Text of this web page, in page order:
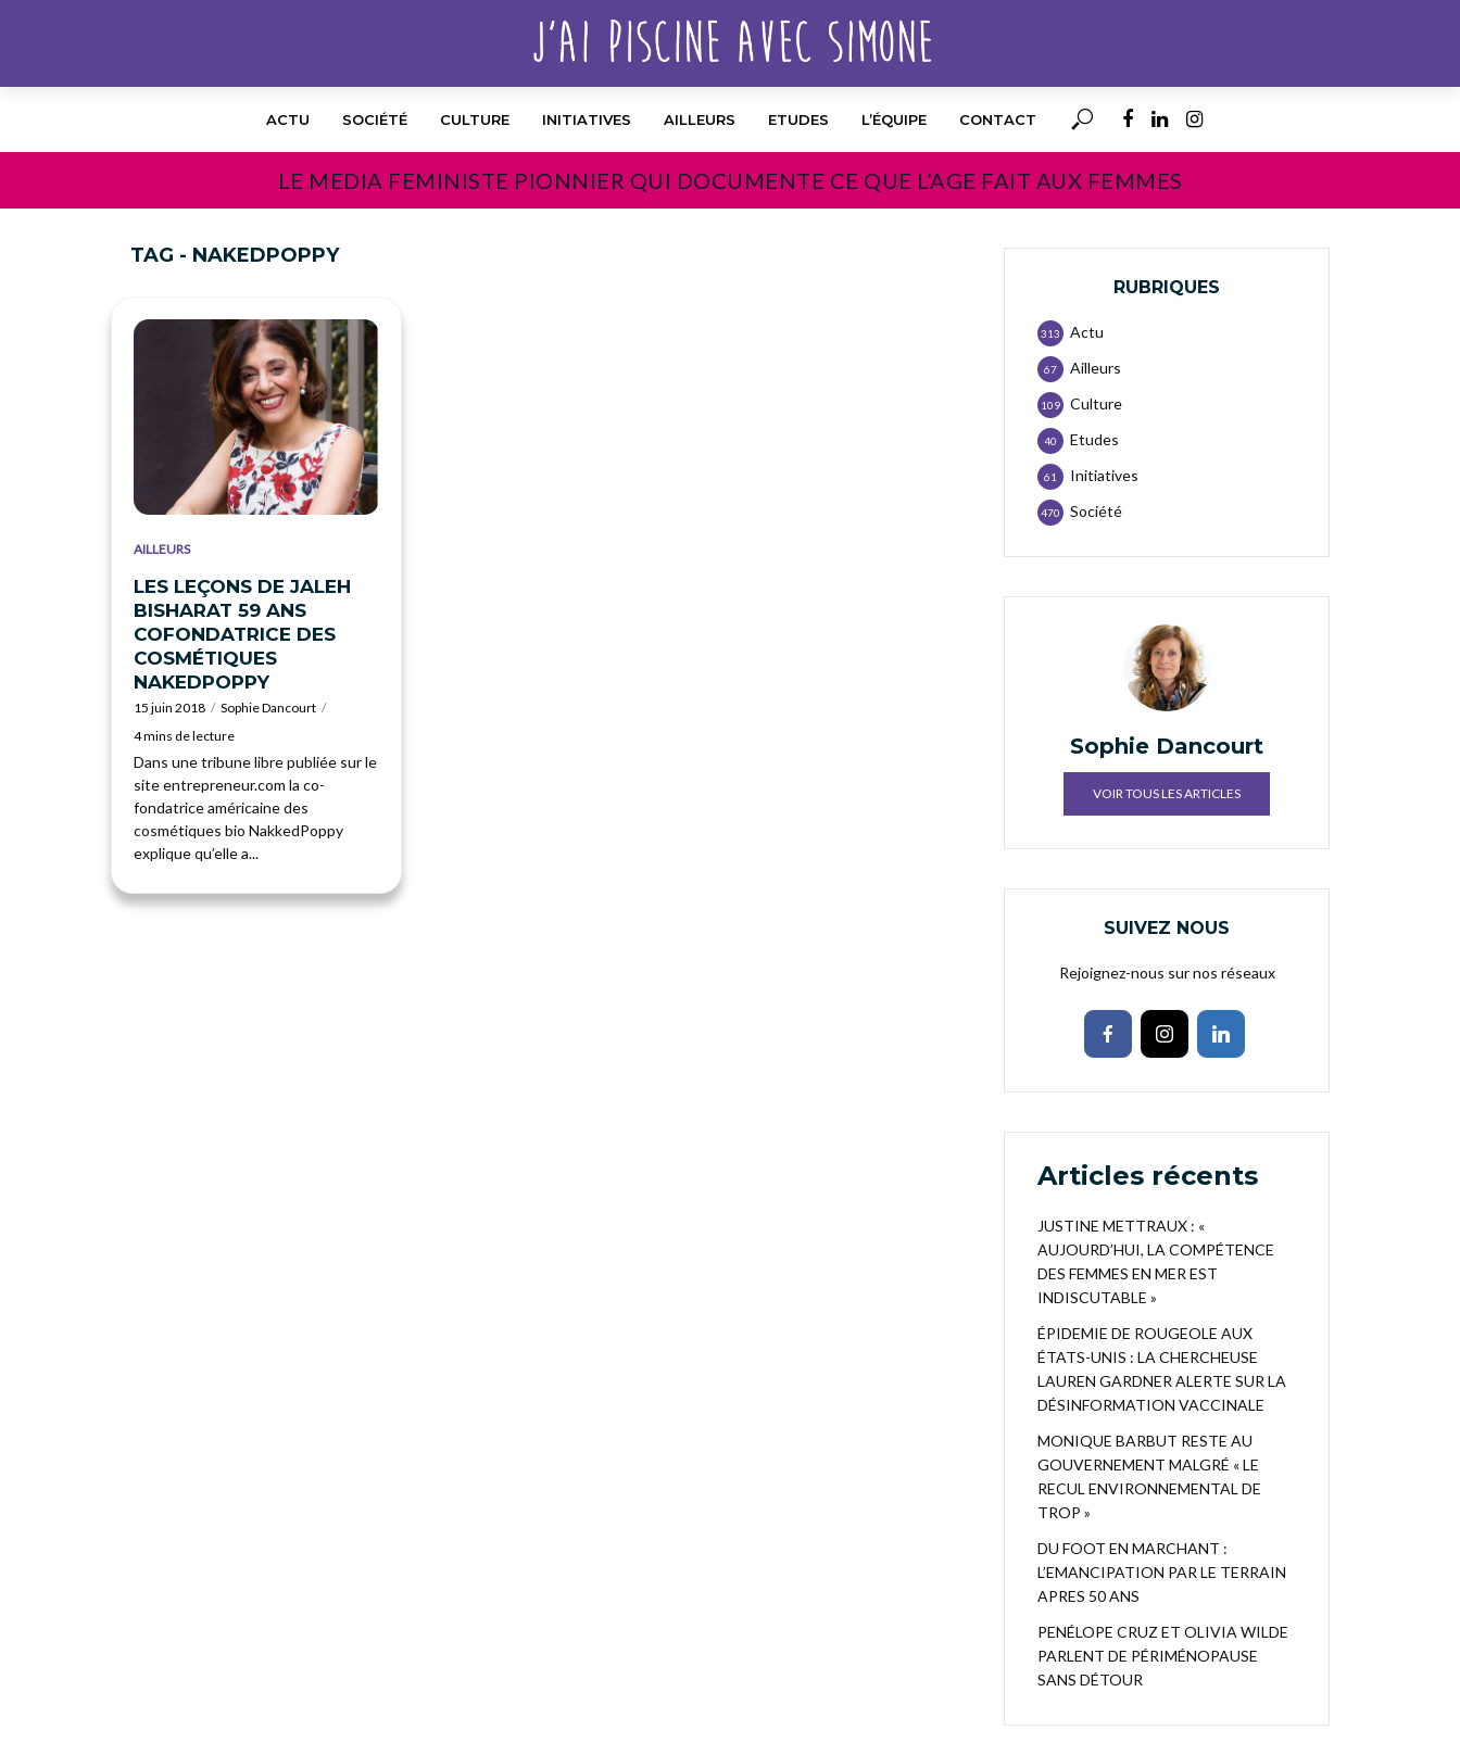
ACTU SOCIÉTÉ CULTURE INITIATIVES AILLEURS ETUDES L’ÉQUIPE CONTACT
LE MEDIA FEMINISTE PIONNIER QUI DOCUMENTE CE QUE L’AGE FAIT AUX FEMMES
TAG - NAKEDPOPPY
AILLEURS
LES LEÇONS DE JALEH
BISHARAT 59 ANS
COFONDATRICE DES
COSMÉTIQUES
NAKEDPOPPY
15 juin 2018
Sophie Dancourt
4 mins de lecture
Dans une tribune libre publiée sur le
site entrepreneur.com la co-
fondatrice américaine des
cosmétiques bio NakkedPoppy
explique qu’elle a...
RUBRIQUES
Actu
313
Ailleurs
67
Culture
109
Etudes
40
Initiatives
61
Société
470
Sophie Dancourt
VOIR TOUS LES ARTICLES
SUIVEZ NOUS
Rejoignez-nous sur nos réseaux
Articles récents
JUSTINE METTRAUX : «
AUJOURD’HUI, LA COMPÉTENCE
DES FEMMES EN MER EST
INDISCUTABLE »
ÉPIDEMIE DE ROUGEOLE AUX
ÉTATS-UNIS : LA CHERCHEUSE
LAUREN GARDNER ALERTE SUR LA
DÉSINFORMATION VACCINALE
MONIQUE BARBUT RESTE AU
GOUVERNEMENT MALGRÉ « LE
RECUL ENVIRONNEMENTAL DE
TROP »
DU FOOT EN MARCHANT :
L’EMANCIPATION PAR LE TERRAIN
APRES 50 ANS
PENÉLOPE CRUZ ET OLIVIA WILDE
PARLENT DE PÉRIMÉNOPAUSE
SANS DÉTOUR